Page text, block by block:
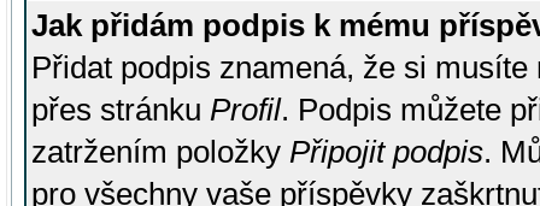
Jak přidám podpis k mému
Přidat podpis znamená, že si
přes stránku Profil. Podpis můžete
zatržením položky Připojit podpis.
pro všechny vaše příspěvky